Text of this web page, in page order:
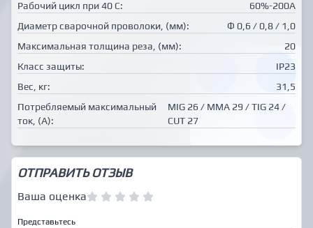
Рабочий цикл при 40 С:
60%-200А
Диаметр сварочной проволоки, (мм):
Ф 0,6 / 0,8 / 1,0
Максимальная толщина реза, (мм):
20
Класс защиты:
IР23
Вес, кг:
31,5
Потребляемый максимальный
ток, (А):
MIG 26 / MMA 29 / TIG 24 /
CUT 27
ОТПРАВИТЬ ОТЗЫВ
Ваша оценка
Представьтесь